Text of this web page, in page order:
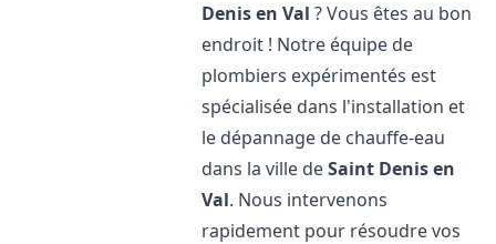
Denis en Val ? Vous êtes au bon
endroit ! Notre équipe de
plombiers expérimentés est
spécialisée dans l'installation et
le dépannage de chauffe-eau
dans la ville deSaint Denis en
Val. Nous intervenons
rapidement pour résoudre vos